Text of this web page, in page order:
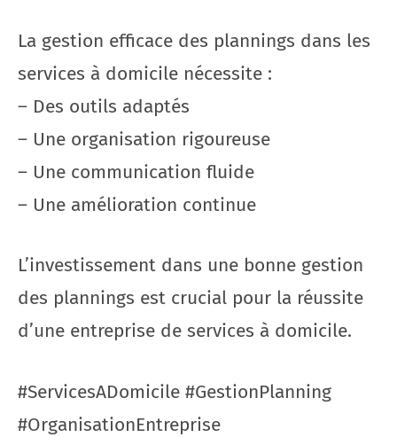
La gestion efficace des plannings dans les
services à domicile nécessite :
– Des outils adaptés
– Une organisation rigoureuse
– Une communication fluide
– Une amélioration continue
L’investissement dans une bonne gestion
des plannings est crucial pour la réussite
d’une entreprise de services à domicile.
#ServicesADomicile #GestionPlanning
#OrganisationEntreprise